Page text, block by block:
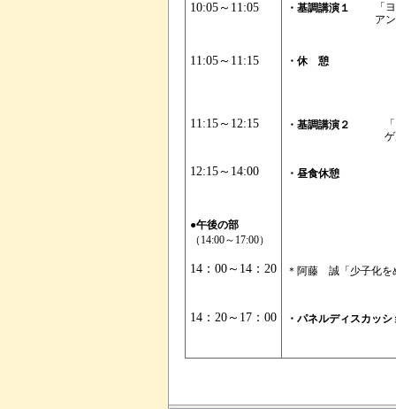
10:05～11:05
11:05～11:15
11:15～12:15
12:15～14:00
●午後の部
（14:00～17:00）
14：00～14：20
14：20～17：00
・基調講演１
「
ア
・休 憩
・基調講演２
・昼食休憩
＊阿藤 誠 「少子化
・パネルディスカッシ